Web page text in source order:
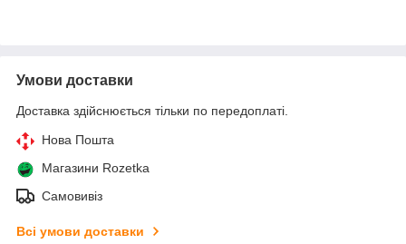
Умови доставки
Доставка здійснюється тільки по передоплаті.
Нова Пошта
Магазини Rozetka
Самовивіз
Всі умови доставки